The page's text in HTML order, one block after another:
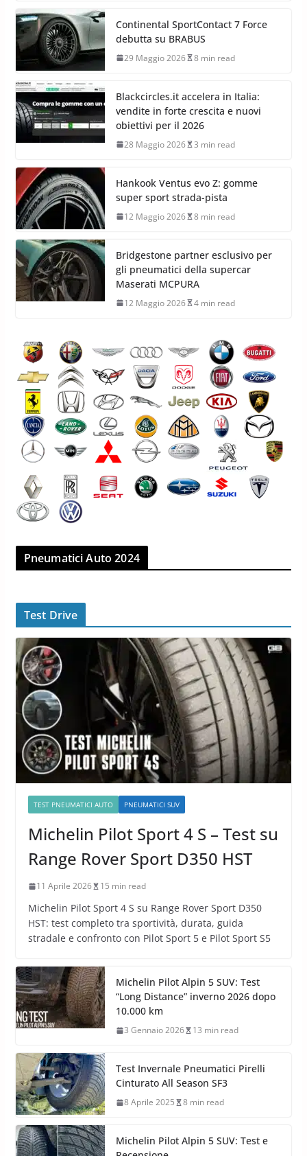
Continental SportContact 7 Force
debutta su BRABUS
29 Maggio 2026 8 min read
Blackcircles.it accelera in Italia:
vendite in forte crescita e nuovi
obiettivi per il 2026
28 Maggio 2026 3 min read
Hankook Ventus evo Z: gomme
super sport strada-pista
12 Maggio 2026 8 min read
Bridgestone partner esclusivo per
gli pneumatici della supercar
Maserati MCPURA
12 Maggio 2026 4 min read
Pneumatici Auto 2024
Test Drive
TEST PNEUMATICI AUTO PNEUMATICI SUV
Michelin Pilot Sport 4 S – Test su
Range Rover Sport D350 HST
11 Aprile 2026 15 min read
Michelin Pilot Sport 4 S su Range Rover Sport D350
HST: test completo tra sportività, durata, guida
stradale e confronto con Pilot Sport 5 e Pilot Sport S5
Michelin Pilot Alpin 5 SUV: Test
“Long Distance” inverno 2026 dopo
10.000 km
3 Gennaio 2026 13 min read
Test Invernale Pneumatici Pirelli
Cinturato All Season SF3
8 Aprile 2025 8 min read
Michelin Pilot Alpin 5 SUV: Test e